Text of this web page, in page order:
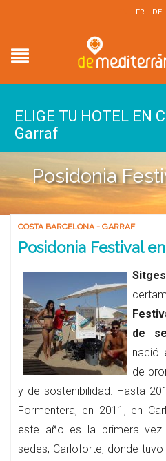
FR DE
ELIGE TU HOTEL EN
Garraf
Posidonia
COSTA BARCELONA - GARRAF
Posidonia Festival
Sitges
de
nació
de
y de sostenibilidad. Hasta
Formentera, en 2011, en
este año es la primera
sedes, Carloforte, donde